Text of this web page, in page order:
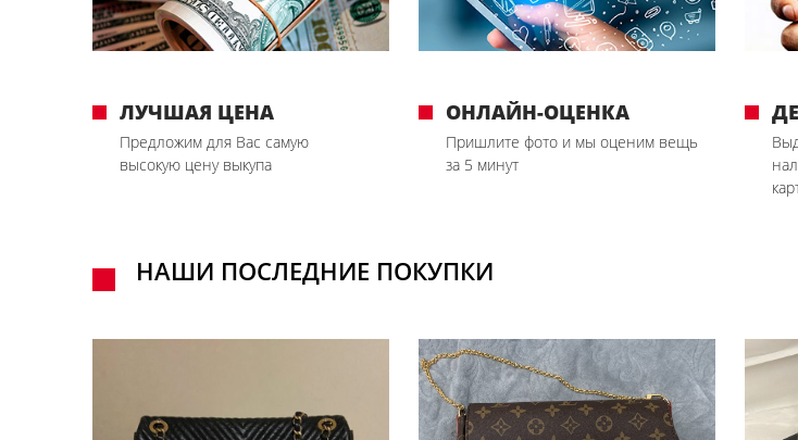
ЛУЧШАЯ ЦЕНА
Предложим для Вас самую
высокую цену выкупа
ОНЛАЙН-ОЦЕНКА
Пришлите фото и мы оценим вещь
за 5 минут
НАШИ ПОСЛЕДНИЕ ПОКУПКИ